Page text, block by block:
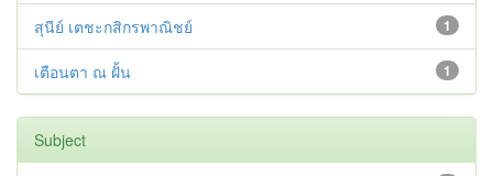
1
สุนีย์ เตชะกสิกรพาณิชย์
1
เตือนตา ณ ฝั้น
Subject